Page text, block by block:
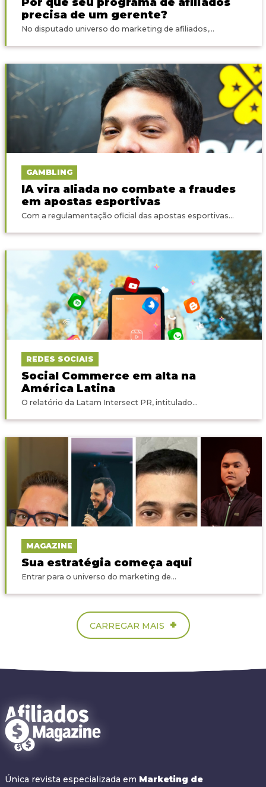
precisa de um gerente?
No disputado universo do marketing de afiliados,...
GAMBLING
IA vira aliada no combate a fraudes
em apostas esportivas
Com a regulamentação oficial das apostas esportivas...
REDES SOCIAIS
Social Commerce em alta na
América Latina
O relatório da Latam Intersect PR, intitulado...
MAGAZINE
Sua estratégia começa aqui
Entrar para o universo do marketing de...
CARREGAR MAIS +
Única revista especializada em Marketing de